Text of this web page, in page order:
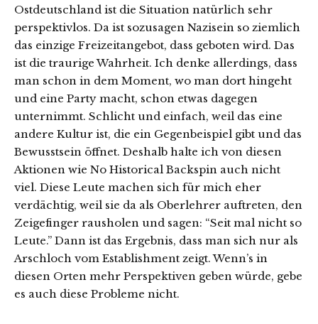
Ostdeutschland ist die Situation natürlich sehr
perspektivlos. Da ist sozusagen Nazisein so ziemlich
das einzige Freizeitangebot, dass geboten wird. Das
ist die traurige Wahrheit. Ich denke allerdings, dass
man schon in dem Moment, wo man dort hingeht
und eine Party macht, schon etwas dagegen
unternimmt. Schlicht und einfach, weil das eine
andere Kultur ist, die ein Gegenbeispiel gibt und das
Bewusstsein öffnet. Deshalb halte ich von diesen
Aktionen wie No Historical Backspin auch nicht
viel. Diese Leute machen sich für mich eher
verdächtig, weil sie da als Oberlehrer auftreten, den
Zeigefinger rausholen und sagen: “Seit mal nicht so
Leute.” Dann ist das Ergebnis, dass man sich nur als
Arschloch vom Establishment zeigt. Wenn’s in
diesen Orten mehr Perspektiven geben würde, gebe
es auch diese Probleme nicht.